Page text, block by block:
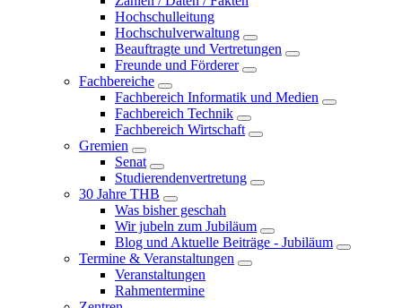
Hochschulleitung
Hochschulverwaltung
Beauftragte und Vertretungen
Freunde und Förderer
Fachbereiche
Fachbereich Informatik und Medien
Fachbereich Technik
Fachbereich Wirtschaft
Gremien
Senat
Studierendenvertretung
30 Jahre THB
Was bisher geschah
Wir jubeln zum Jubiläum
Blog und Aktuelle Beiträge - Jubiläum
Termine & Veranstaltungen
Veranstaltungen
Rahmentermine